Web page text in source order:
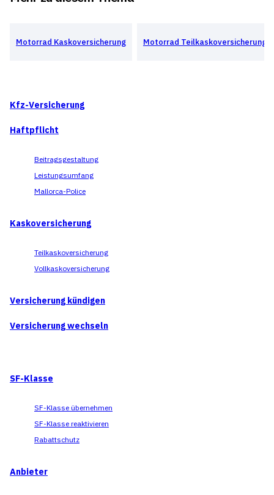
Motorrad Kaskoversicherung Motorrad Teilkaskoversicherung
Kfz-Versicherung
Haftpflicht
Beitragsgestaltung
Leistungsumfang
Mallorca-Police
Kaskoversicherung
Teilkaskoversicherung
Vollkaskoversicherung
Versicherung kündigen
Versicherung wechseln
SF-Klasse
SF-Klasse übernehmen
SF-Klasse reaktivieren
Rabattschutz
Anbieter